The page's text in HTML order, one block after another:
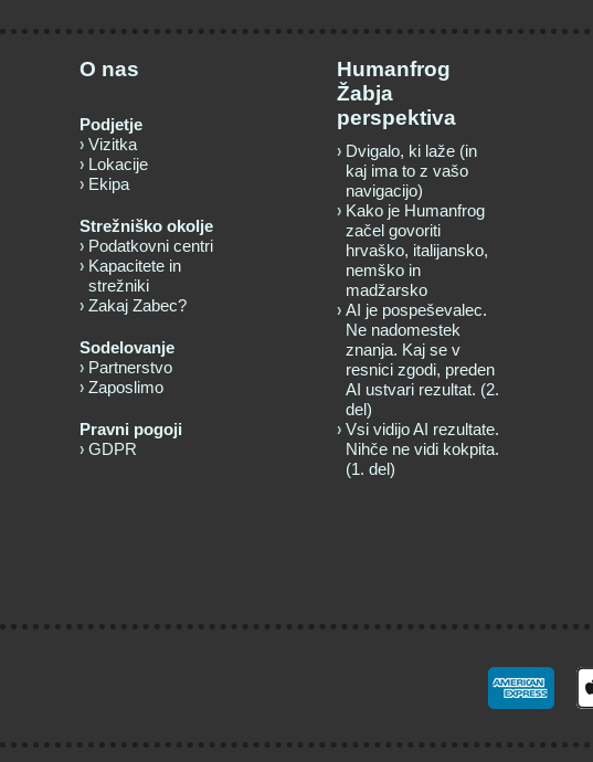
O nas
Podjetje
Vizitka
Lokacije
Ekipa
Strežniško okolje
Podatkovni centri
Kapacitete in
strežniki
Zakaj Zabec?
Sodelovanje
Partnerstvo
Zaposlimo
Pravni pogoji
GDPR
Humanfrog
Žabja
perspektiva
Dvigalo, ki laže (in
kaj ima to z vašo
navigacijo)
Kako je Humanfrog
začel govoriti
hrvaško, italijansko,
nemško in
madžarsko
AI je pospeševalec.
Ne nadomestek
znanja. Kaj se v
resnici zgodi, preden
AI ustvari rezultat. (2.
del)
Vsi vidijo AI rezultate.
Nihče ne vidi kokpita.
(1. del)